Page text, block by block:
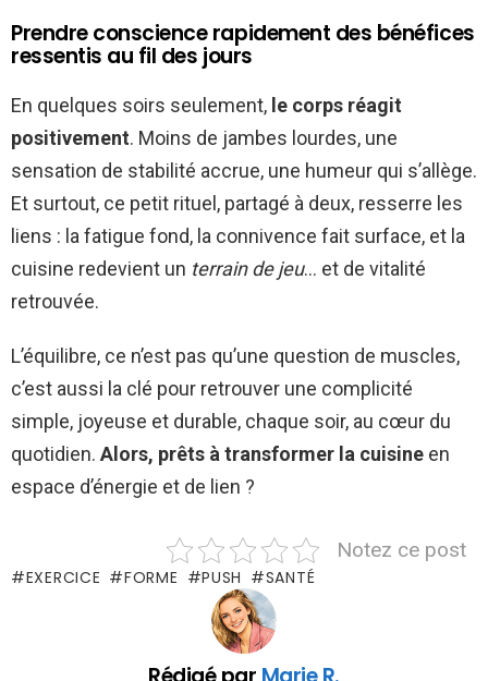
Prendre conscience rapidement des bénéfices
ressentis au fil des jours
En quelques soirs seulement, le corps réagit
positivement. Moins de jambes lourdes, une
sensation de stabilité accrue, une humeur qui s’allège.
Et surtout, ce petit rituel, partagé à deux, resserre les
liens : la fatigue fond, la connivence fait surface, et la
cuisine redevient un terrain de jeu… et de vitalité
retrouvée.
L’équilibre, ce n’est pas qu’une question de muscles,
c’est aussi la clé pour retrouver une complicité
simple, joyeuse et durable, chaque soir, au cœur du
quotidien. Alors, prêts à transformer la cuisine en
espace d’énergie et de lien ?
Notez ce post
EXERCICE FORME PUSH SANTÉ